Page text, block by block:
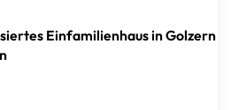
Einfamilienhaus in Golzern